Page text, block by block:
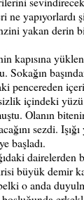
yapıyorlardı
yakan derin
kapısına
Sokağın
pencereden içeri
içindeki yüzü
Olanın
sezdi.
başladı.
dairelerden
büyük demir
o anda